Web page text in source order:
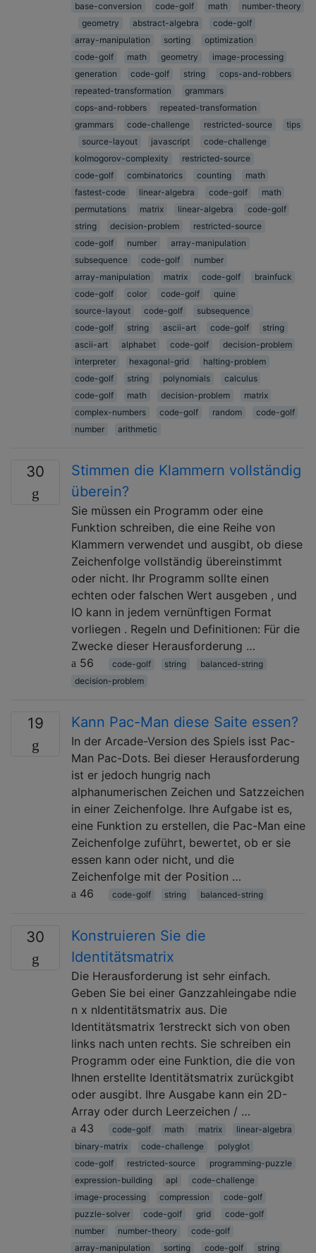
base-conversion
code-golf math
number-theory
geometry
abstract-algebra
code-golf
array-manipulation
sorting
optimization
code-golf
math geometry
image-processing
generation
code-golf string
cops-and-robbers
repeated-transformation
grammars
cops-and-robbers
repeated-transformation
grammars
code-challenge restricted-source
tips
source-layout
javascript
code-challenge
kolmogorov-complexity
restricted-source
code-golf
combinatorics counting
math
fastest-code
linear-algebra code-golf
math
permutations
matrix linear-algebra
code-golf
string
decision-problem
restricted-source
code-golf
number
array-manipulation
subsequence
code-golf
number
array-manipulation
matrix code-golf
brainfuck
code-golf
color code-golf
quine
source-layout
code-golf
subsequence
code-golf
string ascii-art code-golf
string
ascii-art
alphabet code-golf
decision-problem
interpreter
hexagonal-grid
halting-problem
code-golf
string polynomials
calculus
code-golf
math decision-problem
matrix
complex-numbers
code-golf random
code-golf
number
arithmetic
30
Stimmen die Klammern vollständig
überein?
Sie müssen ein Programm oder eine
Funktion schreiben, die eine Reihe von
Klammern verwendet und ausgibt, ob diese
Zeichenfolge vollständig übereinstimmt
oder nicht. Ihr Programm sollte einen
echten oder falschen Wert ausgeben , und
IO kann in jedem vernünftigen Format
vorliegen . Regeln und Definitionen: Für die
Zwecke dieser Herausforderung …
56
code-golf string
balanced-string
decision-problem
19 Kann Pac-Man diese Saite essen?
In der Arcade-Version des Spiels isst Pac-
Man Pac-Dots. Bei dieser Herausforderung
ist er jedoch hungrig nach
alphanumerischen Zeichen und Satzzeichen
in einer Zeichenfolge. Ihre Aufgabe ist es,
eine Funktion zu erstellen, die Pac-Man eine
Zeichenfolge zuführt, bewertet, ob er sie
essen kann oder nicht, und die
Zeichenfolge mit der Position …
46
code-golf string balanced-string
30
Konstruieren Sie die
Identitätsmatrix
Die Herausforderung ist sehr einfach.
Geben Sie bei einer Ganzzahleingabe ndie
n x nIdentitätsmatrix aus. Die
Identitätsmatrix 1erstreckt sich von oben
links nach unten rechts. Sie schreiben ein
Programm oder eine Funktion, die die von
Ihnen erstellte Identitätsmatrix zurückgibt
oder ausgibt. Ihre Ausgabe kann ein 2D-
Array oder durch Leerzeichen / …
43
code-golf math matrix
linear-algebra
binary-matrix
code-challenge
polyglot
code-golf
restricted-source
programming-puzzle
expression-building
apl
code-challenge
image-processing
compression
code-golf
puzzle-solver
code-golf grid
code-golf
number
number-theory
code-golf
array-manipulation
sorting code-golf string